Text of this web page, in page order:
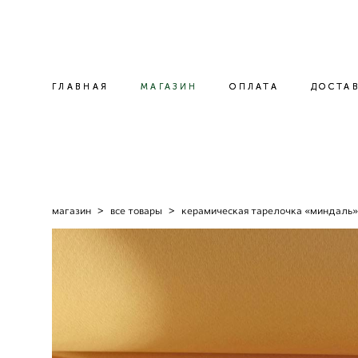
ГЛАВНАЯ МАГАЗИН ОПЛАТА
ГЛАВНАЯ МАГАЗИН ОПЛАТА
магазин > все товары > керамическая тарелочка «миндаль»